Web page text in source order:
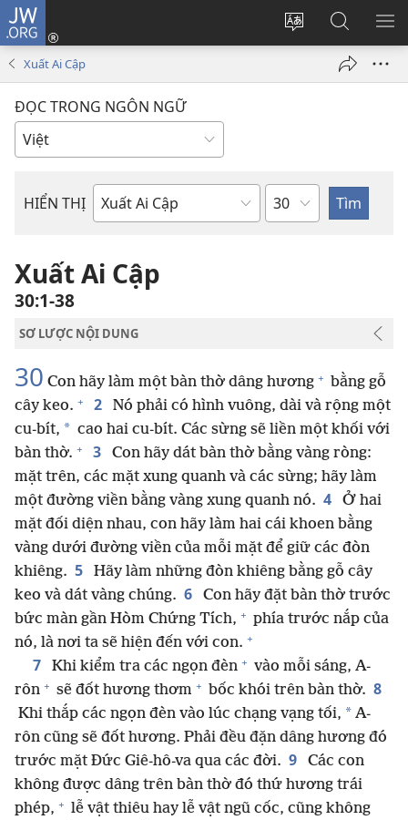
JW.ORG
Thay
Đăng
nhập
Tìm
kiếm
JW.ORG
Xuất Ai Cập
ĐỌC TRONG NGÔN NGỮ
HIỂN THỊ
Sách
Kinh
Thánh
Chương
Xuất Ai Cập
30:1-38
SƠ LƯỢC NỘI DUNG
30 Con hãy làm một bàn thờ dâng hương + bằng gỗ
cây keo. + 2
Nó phải có hình vuông, dài và rộng một
cu-bít, * cao hai cu-bít. Các sừng sẽ liền một khối với
bàn thờ. + 3
Con hãy dát bàn thờ bằng vàng ròng:
mặt trên, các mặt xung quanh và các sừng; hãy làm
một đường viền bằng vàng xung quanh nó. 4
Ở hai
mặt đối diện nhau, con hãy làm hai cái khoen bằng
vàng dưới đường viền của mỗi mặt để giữ các đòn
khiêng. 5
Hãy làm những đòn khiêng bằng gỗ cây
keo và dát vàng chúng. 6
Con hãy đặt bàn thờ trước
bức màn gần Hòm Chứng Tích, + phía trước nắp của
nó, là nơi ta sẽ hiện đến với con. +
7 Khi kiểm tra các ngọn đèn + vào mỗi sáng, A-
rôn + sẽ đốt hương thơm + bốc khói trên bàn thờ. 8
Khi thắp các ngọn đèn vào lúc chạng vạng tối, * A-
rôn cũng sẽ đốt hương. Phải đều đặn dâng hương đó
trước mặt Đức Giê-hô-va qua các đời. 9
Các con
không được dâng trên bàn thờ đó thứ hương trái
phép, + lễ vật thiêu hay lễ vật ngũ cốc, cũng không